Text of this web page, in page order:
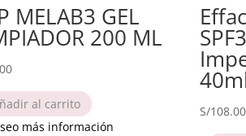
MELAB3 GEL
200 ML
al carrito
más información
S/108.00